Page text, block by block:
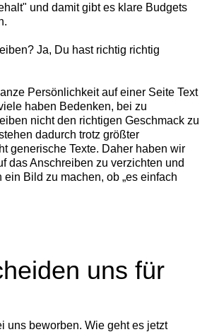
und damit gibt es klare Budgets
Ja, Du hast richtig richtig
Persönlichkeit auf einer Seite Text
haben Bedenken, bei zu
nicht den richtigen Geschmack zu
dadurch trotz größter
generische Texte. Daher haben wir
das Anschreiben zu verzichten und
Bild zu machen, ob „es einfach
uns für
uns beworben. Wie geht es jetzt